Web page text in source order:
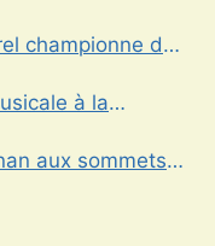
championne de
à la
aux sommets